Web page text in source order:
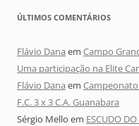
ÚLTIMOS COMENTÁRIOS
Flávio Dana em Campo
Uma participação na Elite
Flávio Dana em Campeonato
F.C. 3 x 3 C.A. Guanabara
Sérgio Mello em ESCUDO